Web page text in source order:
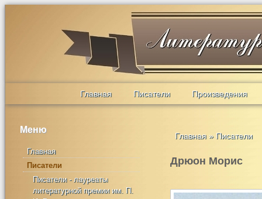
Главная Писатели Произведения
Меню
Главная
Писатели
Писатели - лауреаты
литературной премии им. П.
Главная » Писатели
Дрюон Морис